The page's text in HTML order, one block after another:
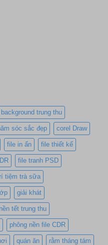
background trung thu
sóc sắc đẹp corel Draw
file in ấn file thiết kế
file tranh PSD
tiệm trà sữa
giải khát
tết trung thu
phông nền file CDR
quán ăn rằm tháng tám